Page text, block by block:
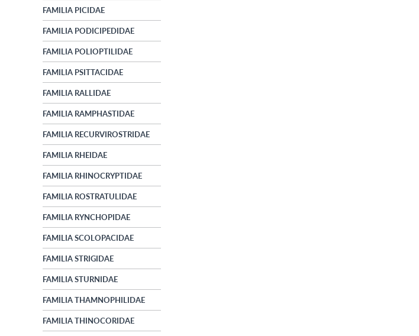
FAMILIA PICIDAE
FAMILIA PODICIPEDIDAE
FAMILIA POLIOPTILIDAE
FAMILIA PSITTACIDAE
FAMILIA RALLIDAE
FAMILIA RAMPHASTIDAE
FAMILIA RECURVIROSTRIDAE
FAMILIA RHEIDAE
FAMILIA RHINOCRYPTIDAE
FAMILIA ROSTRATULIDAE
FAMILIA RYNCHOPIDAE
FAMILIA SCOLOPACIDAE
FAMILIA STRIGIDAE
FAMILIA STURNIDAE
FAMILIA THAMNOPHILIDAE
FAMILIA THINOCORIDAE